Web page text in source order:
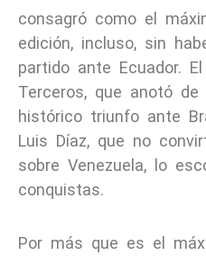
consagró como el
edición, incluso, sin
partido ante Ecuador.
Terceros, que anotó
histórico triunfo ante
Luis Díaz, que no
sobre Venezuela, lo
conquistas.
Por más que es el